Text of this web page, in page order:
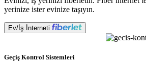
yerinize ister evinize taşıyın.
Ev/İş İnterneti
Geçiş Kontrol Sistemleri